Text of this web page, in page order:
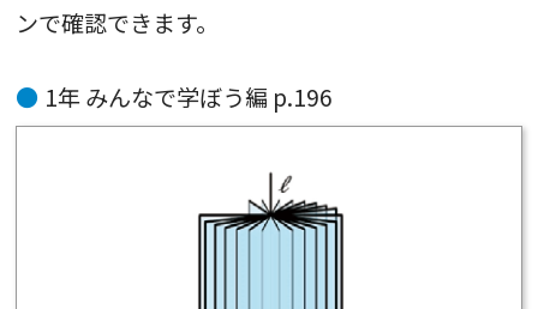
ンで確認できます。
1年 みんなで学ぼう編 p.196